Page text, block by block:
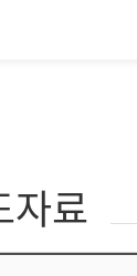
자료